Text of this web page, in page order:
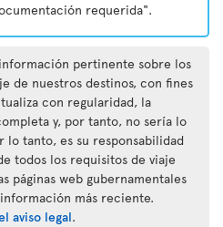
requerida".
pertinente sobre los
de nuestros destinos, con fines
con regularidad, la
y, por tanto, no sería lo
tanto, es su responsabilidad
todos los requisitos de viaje
páginas web gubernamentales
más reciente.
aviso legal.